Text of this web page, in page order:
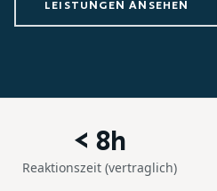
LEISTUNGEN ANSEHEN
< 8h
Reaktionszeit (vertraglich)